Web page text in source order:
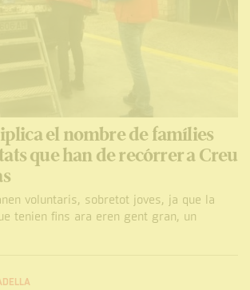
el nombre de famílies
que han de recórrer a Creu
voluntaris, sobretot joves, ja que la
tenien fins ara eren gent gran, un